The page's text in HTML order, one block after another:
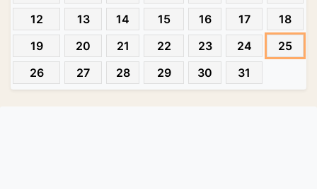
12
13 14 15 16 17
18
19
20 21 22 23 24
25
26
27 28 29 30 31